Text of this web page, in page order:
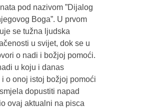
pod nazivom ”Dijalog
Boga”. U prvom
se tužna ljudska
u svijet, dok se u
o nadi i božjoj pomoći.
u koju i danas
o onoj istoj božjoj pomoći
dopustiti napad
ovaj aktualni na pisca